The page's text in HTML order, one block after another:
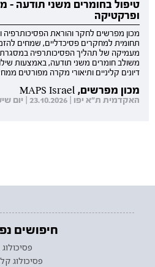
טיפול בחומרים משני תודעה -
ופרקטיקה
תחומית למחקרים פסיכדליים, שמחים
מעמיקה של תהליך הפסיכותרפיה במסגרת
משולב חומרים משני תודעה, באמצעות
דיונים קליניים ותיאורי מקרה מפורטים
מכון מפרשים, MAPS Israel
האקדמית ת"א יפו | 23.10.2026 | יום שישי | 08:30-14:00
חיפושים
פסיכולוג
פסיכולוג